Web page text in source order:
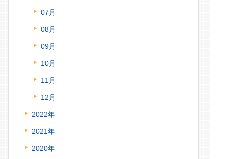
07月
08月
09月
10月
11月
12月
2022年
2021年
2020年